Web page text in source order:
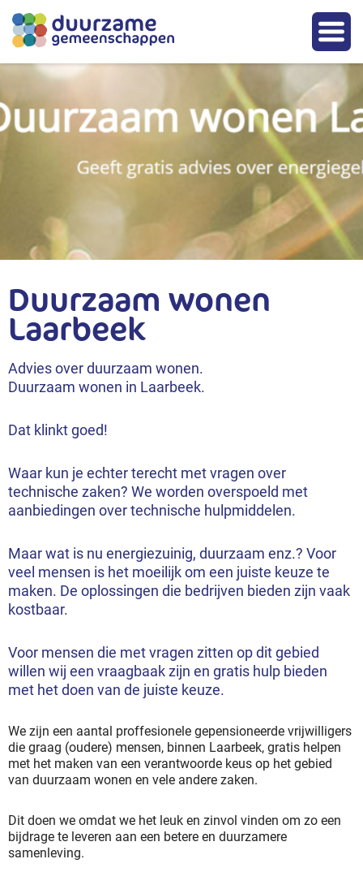
Duurzaam wonen
Laarbeek
Advies over duurzaam wonen.
Duurzaam wonen in Laarbeek.
Dat klinkt goed!
Waar kun je echter terecht met vragen over
technische zaken? We worden overspoeld met
aanbiedingen over technische hulpmiddelen.
Maar wat is nu energiezuinig, duurzaam enz.? Voor
veel mensen is het moeilijk om een juiste keuze te
maken. De oplossingen die bedrijven bieden zijn vaak
kostbaar.
Voor mensen die met vragen zitten op dit gebied
willen wij een vraagbaak zijn en gratis hulp bieden
met het doen van de juiste keuze.
We zijn een aantal proffesionele gepensioneerde vrijwilligers
die graag (oudere) mensen, binnen Laarbeek, gratis helpen
met het maken van een verantwoorde keus op het gebied
van duurzaam wonen en vele andere zaken.
Dit doen we omdat we het leuk en zinvol vinden om zo een
bijdrage te leveren aan een betere en duurzamere
samenleving.